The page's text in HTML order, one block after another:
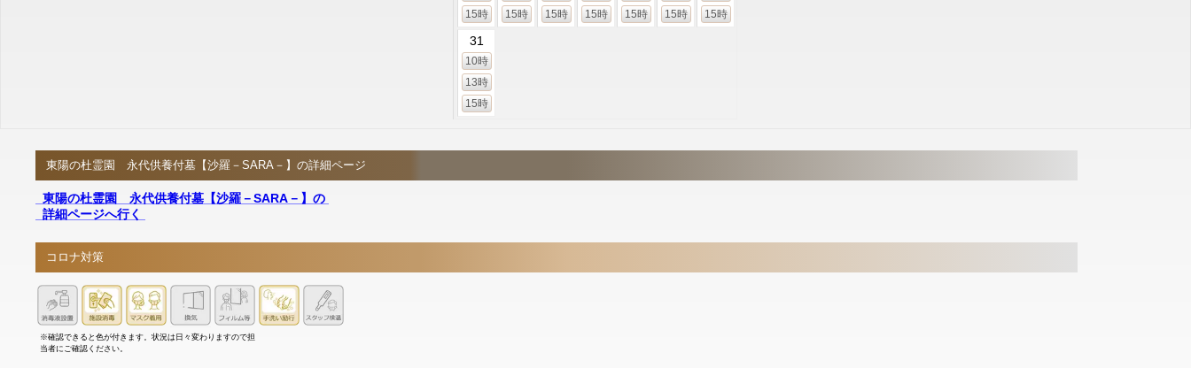
15時
15時
15時
15時
15時
15時
15時
31
10時
13時
15時
東陽の杜霊園 永代供養付墓【沙羅－SARA－】の詳細ページ
東陽の杜霊園 永代供養付墓【沙羅－SARA－】の
詳細ページへ行く
コロナ対策
※確認できると色が付きます。状況は日々変わりますので担
当者にご確認ください。